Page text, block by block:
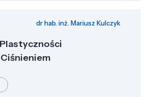
dr hab. inż. Mariusz Kulczyk